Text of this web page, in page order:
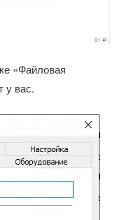
«Файловая
у вас.